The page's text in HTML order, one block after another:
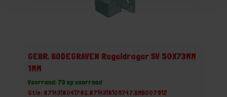
GEBR. BODEGRAVEN Regeldrager SV 50X73MM
1MM
Voorraad: 73 op voorraad
Gtin: 8714318041786,8714318105747,BMBO07912